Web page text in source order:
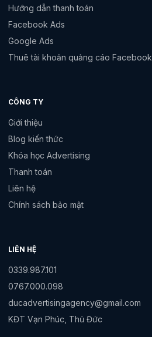
Hướng dẫn thanh toán
Facebook Ads
Google Ads
Thuê tài khoản quảng cáo Facebook
CÔNG TY
Giới thiệu
Blog kiến thức
Khóa học Advertising
Thanh toán
Liên hệ
Chính sách bảo mật
LIÊN HỆ
0339.987.101
0767.000.098
ducadvertisingagency@gmail.com
KĐT Vạn Phúc, Thủ Đức